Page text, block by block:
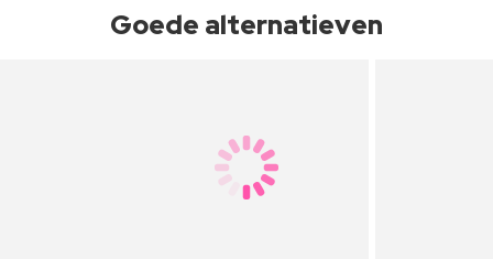
Goede alternatieven